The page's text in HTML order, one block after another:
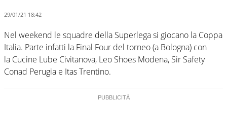
29/01/21 18:42
Nel weekend le squadre della Superlega si giocano la Coppa
Italia. Parte infatti la Final Four del torneo (a Bologna) con
la Cucine Lube Civitanova, Leo Shoes Modena, Sir Safety
Conad Perugia e Itas Trentino.